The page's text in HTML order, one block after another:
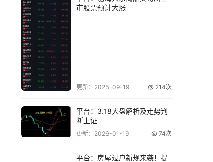
市股票预计大涨
更新：2025-09-19 214次
平台：3.18大盘解析及走势判
断上证
更新：2026-01-19 74次
平台：房屋过户新规来袭！提